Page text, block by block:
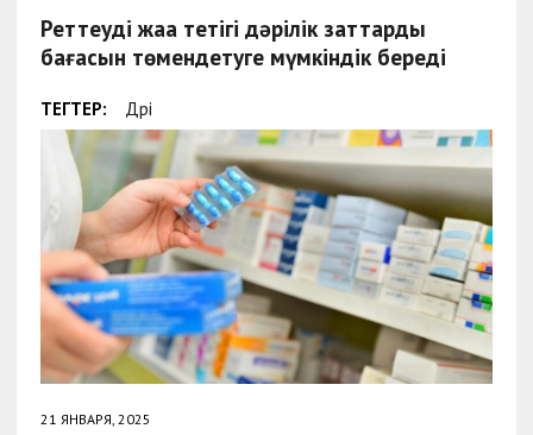
Реттеудің жаңа тетігі дәрілік заттардың
бағасын төмендетуге мүмкіндік береді
ТЕГТЕР: Дәрі
21 ЯНВАРЯ, 2025